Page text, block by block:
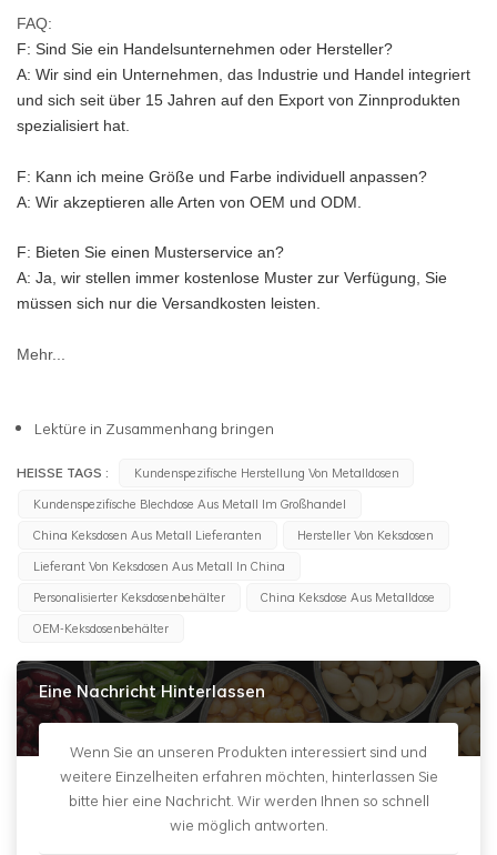
FAQ:
F: Sind Sie ein Handelsunternehmen oder Hersteller?
A: Wir sind ein Unternehmen, das Industrie und Handel integriert
und sich seit über 15 Jahren auf den Export von Zinnprodukten
spezialisiert hat.
F: Kann ich meine Größe und Farbe individuell anpassen?
A: Wir akzeptieren alle Arten von OEM und ODM.
F: Bieten Sie einen Musterservice an?
A: Ja, wir stellen immer kostenlose Muster zur Verfügung, Sie
müssen sich nur die Versandkosten leisten.
Mehr...
Lektüre in Zusammenhang bringen
HEISSE TAGS :
Kundenspezifische Herstellung Von Metalldosen
Kundenspezifische Blechdose Aus Metall Im Großhandel
China Keksdosen Aus Metall Lieferanten
Hersteller Von Keksdosen
Lieferant Von Keksdosen Aus Metall In China
Personalisierter Keksdosenbehälter
China Keksdose Aus Metalldose
OEM-Keksdosenbehälter
Eine Nachricht Hinterlassen
Wenn Sie an unseren Produkten interessiert sind und
weitere Einzelheiten erfahren möchten, hinterlassen Sie
bitte hier eine Nachricht. Wir werden Ihnen so schnell
wie möglich antworten.